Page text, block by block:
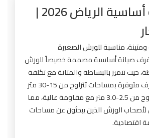
غرف صيانة أساسية الرياض 2026 |
مناسبة للورش الصغيرة
صيانة أساسية مصممة خصيصاً للورش
حيث تتميز بالبساطة والمتانة مع تكلفة
معقولة. هذه الغرف متوفرة بمساحات تتراوح من 15-30 متر
مربع بارتفاعات تتراوح من 2.5-3.0 متر مع مقاومة عالية، مما
لأصحاب الورش الذين يبحثون عن مساحات
اقتصادية.